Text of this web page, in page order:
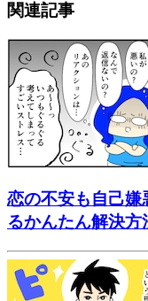
関連記事
恋の不安も自己
るかんたん解決方